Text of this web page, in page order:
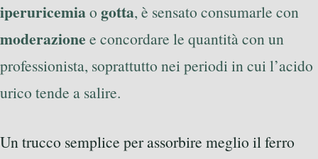
iperuricemiao gotta, è sensato consumarle con
moderazione e concordare le quantità con un
professionista, soprattutto nei periodi in cui l’acido
urico tende a salire.
Un trucco semplice per assorbire meglio il ferro